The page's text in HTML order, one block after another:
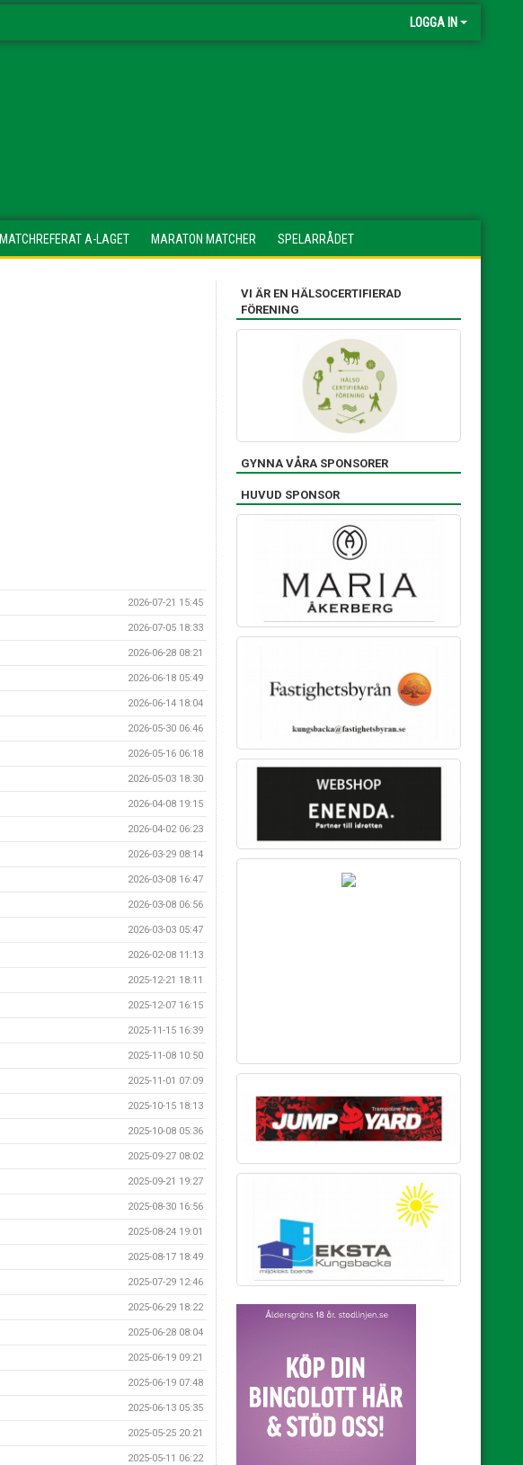
LOGGA IN
MATCHREFERAT A-LAGET MARATON MATCHER SPELARRÅDET
2026-07-21 15:45
2026-07-05 18:33
2026-06-28 08:21
2026-06-18 05:49
2026-06-14 18:04
2026-05-30 06:46
2026-05-16 06:18
2026-05-03 18:30
2026-04-08 19:15
2026-04-02 06:23
2026-03-29 08:14
2026-03-08 16:47
2026-03-08 06:56
2026-03-03 05:47
2026-02-08 11:13
2025-12-21 18:11
2025-12-07 16:15
2025-11-15 16:39
2025-11-08 10:50
2025-11-01 07:09
2025-10-15 18:13
2025-10-08 05:36
2025-09-27 08:02
2025-09-21 19:27
2025-08-30 16:56
2025-08-24 19:01
2025-08-17 18:49
2025-07-29 12:46
2025-06-29 18:22
2025-06-28 08:04
2025-06-19 09:21
2025-06-19 07:48
2025-06-13 05:35
2025-05-25 20:21
2025-05-11 06:22
VI ÄR EN HÄLSOCERTIFIERAD
FÖRENING
GYNNA VÅRA SPONSORER
HUVUD SPONSOR
SILVER SPONSOR